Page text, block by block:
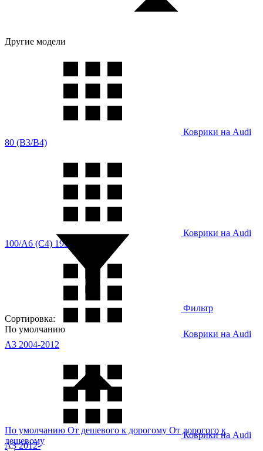
Другие модели
Коврики на Audi
80 (B3/B4)
Коврики на Audi
100/A6 (C4) 1991-1997
Коврики на Audi
A3 2004-2012
Коврики на Audi
A3 2012-
Фильтр
Сортировка:
По умолчанию
По умолчанию От дешевого к дорогому От дорогого к
дешевому